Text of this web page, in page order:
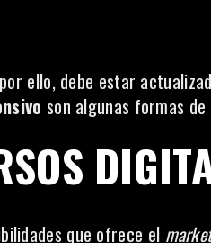
ello, debe estar
son algunas formas
que ofrece el